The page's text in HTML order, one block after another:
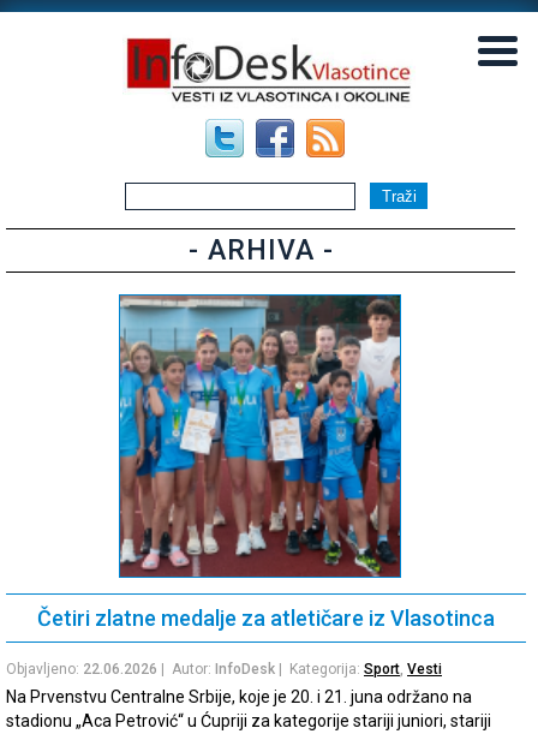
- ARHIVA -
Četiri zlatne medalje za atletičare iz Vlasotinca
Objavljeno: 22.06.2026 | Autor: InfoDesk | Kategorija: Sport, Vesti
Na Prvenstvu Centralne Srbije, koje je 20. i 21. juna održano na
stadionu „Aca Petrović“ u Ćupriji za kategorije stariji juniori, stariji